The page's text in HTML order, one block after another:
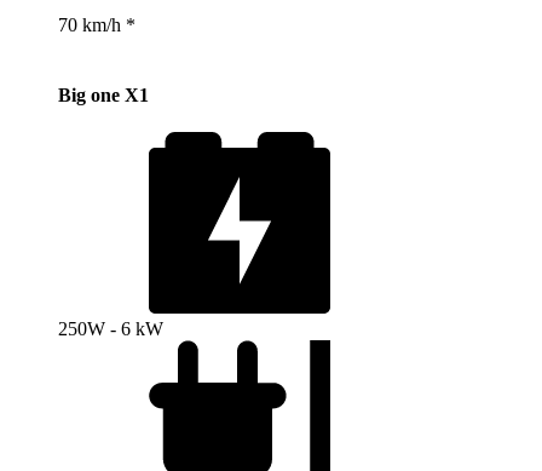
70 km/h *
Big one X1
250W - 6 kW